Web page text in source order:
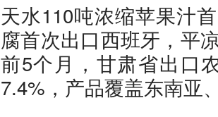
天水110吨浓缩苹果汁
腐首次出口西班牙，
前5个月，甘肃省出口
7.4%，产品覆盖东南亚